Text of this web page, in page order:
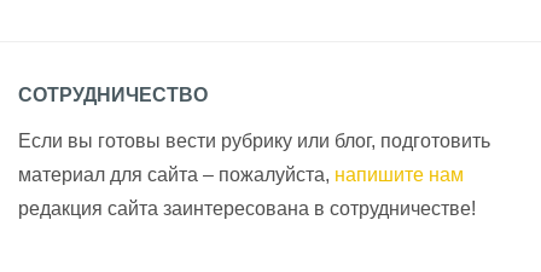
СОТРУДНИЧЕСТВО
Если вы готовы вести рубрику или блог, подготовить
материал для сайта – пожалуйста, напишите нам
редакция сайта заинтересована в сотрудничестве!